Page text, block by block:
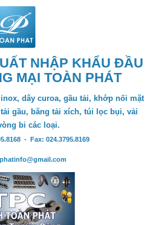
NHẬP KHẨU ĐẦU
MẠI TOÀN PHÁT
dây curoa, gầu tải, khớp nối mặt
gầu, băng tải xích, túi lọc bụi, vải
bi các loại.
- Fax: 024.3795.8169